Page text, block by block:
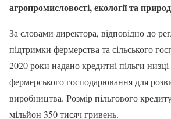
агропромисловості, екології та
За словами директора, відповідно до
підтримки фермерства та сільського
2020 роки надано кредитні пільги
фермерського господарювання для
виробництва. Розмір пільгового
мільйон 350 тисяч гривень.